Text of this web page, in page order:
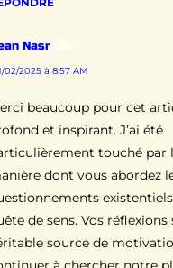
Nasr Dit :
02/2025 à 8:57 AM
beaucoup pour cet
et inspirant. J’ai été
touché par
dont vous abordez
de sens. Vos
source de